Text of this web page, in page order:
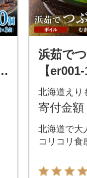
浜茹で
【
北海道えり
寄付金額
北海道で大
コリコリ食